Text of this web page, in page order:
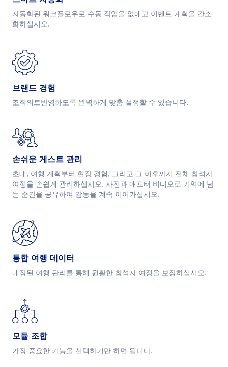
자동화된 워크플로우로 수동 작업을 없애고 이벤트 계획을 간소
화하십시오.
브랜드 경험
조직의트반영하도록 완벽하게 맞춤 설정할 수 있습니다.
손쉬운 게스트 관리
초대, 여행 계획부터 현장 경험, 그리고 그 이후까지 전체 참석자
여정을 손쉽게 관리하십시오. 사진과 애프터 비디오로 기억에 남
는 순간을 공유하여 감동을 계속 이어가십시오.
통합 여행 데이터
내장된 여행 관리를 통해 원활한 참석자 여정을 보장하십시오.
모듈 조합
가장 중요한 기능을 선택하기만 하면 됩니다.